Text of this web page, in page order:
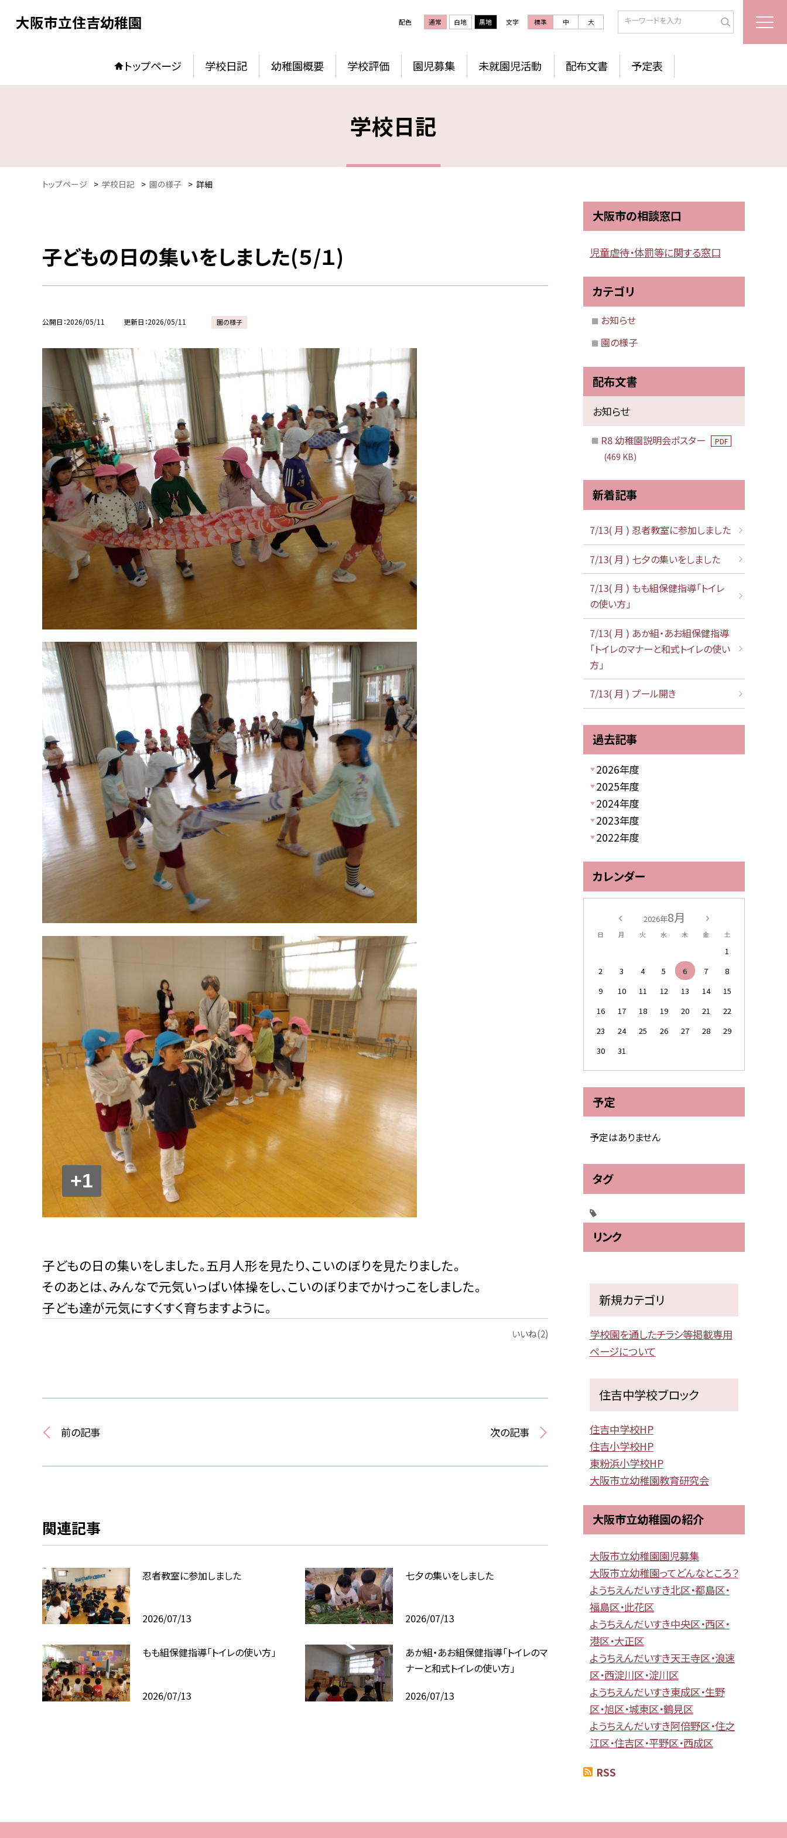
大阪市立住吉幼稚園 配色 通常 白地 黒地 文字 標準 中 大
トップページ 学校日記 幼稚園概要 学校評価 園児募集 未就園児活動 配布文書 予定表
学校日記
トップページ > 学校日記 > 園の様子 > 詳細
子どもの日の集いをしました(５/１)
公開日 2026/05/11 更新日 2026/05/11 園の様子
+1
子どもの日の集いをしました。五月人形を見たり、こいのぼりを見たりました。
そのあとは、みんなで元気いっぱい体操をし、こいのぼりまでかけっこをしました。
子ども達が元気にすくすく育ちますように。
いいね(2)
前の記事 次の記事
関連記事
忍者教室に参加しました
2026/07/13
七夕の集いをしました
2026/07/13
もも組保健指導「トイレの使い方」
2026/07/13
あか組・あお組保健指導「トイレのマ
ナーと和式トイレの使い方」
2026/07/13
大阪市の相談窓口
児童虐待・体罰等に関する窓口
カテゴリ
お知らせ
園の様子
配布文書
お知らせ
R8 幼稚園説明会ポスター PDF
(469 KB)
新着記事
7/13( 月 ) 忍者教室に参加しました
7/13( 月 ) 七夕の集いをしました
7/13( 月 ) もも組保健指導「トイレ
の使い方」
7/13( 月 ) あか組・あお組保健指導
「トイレのマナーと和式トイレの使い
方」
7/13( 月 ) プール開き
過去記事
2026年度
2025年度
2024年度
2023年度
2022年度
カレンダー
2026年8月
日 月 火 水 木 金 土
1
2
3 4 5 6 7
8
9
10 11 12 13 14
15
16
17 18 19 20 21
22
23
24 25 26 27 28
29
30
31
予定
予定はありません
タグ
リンク
新規カテゴリ
学校園を通したチラシ等掲載専用
ページについて
住吉中学校ブロック
住吉中学校HP
住吉小学校HP
東粉浜小学校HP
大阪市立幼稚園教育研究会
大阪市立幼稚園の紹介
大阪市立幼稚園園児募集
大阪市立幼稚園ってどんなところ？
ようちえんだいすき北区・都島区・
福島区・此花区
ようちえんだいすき中央区・西区・
港区・大正区
ようちえんだいすき天王寺区・浪速
区・西淀川区・淀川区
ようちえんだいすき東成区・生野
区・旭区・城東区・鶴見区
ようちえんだいすき阿倍野区・住之
江区・住吉区・平野区・西成区
RSS